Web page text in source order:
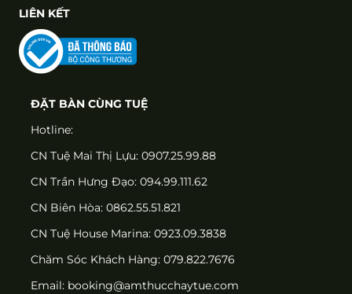
LIÊN KẾT
ĐẶT BÀN CÙNG TUỆ
Hotline:
CN Tuệ Mai Thị Lựu: 0907.25.99.88
CN Trần Hưng Đạo: 094.99.111.62
CN Biên Hòa: 0862.55.51.821
CN Tuệ House Marina: 0923.09.3838
Chăm Sóc Khách Hàng: 079.822.7676
Email: booking@amthucchaytue.com